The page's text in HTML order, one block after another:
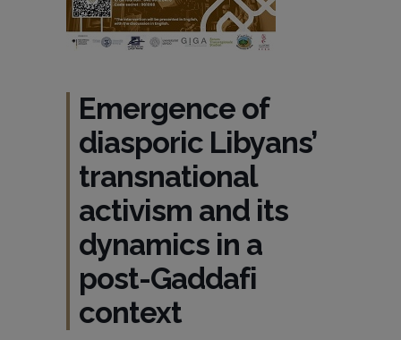
Emergence of
diasporic Libyans’
transnational
activism and its
dynamics in a
post-Gaddafi
context